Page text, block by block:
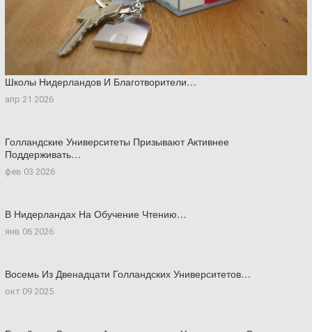
Школы Нидерландов И Благотворители…
апр 21 2026
Голландские Университеты Призывают Активнее
Поддерживать…
фев 03 2026
В Нидерландах На Обучение Чтению…
янв 06 2026
Восемь Из Двенадцати Голландских Университетов…
окт 09 2025